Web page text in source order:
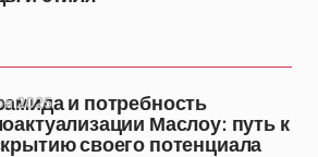
и потребность
Маслоу: путь к
своего потенциала
2025